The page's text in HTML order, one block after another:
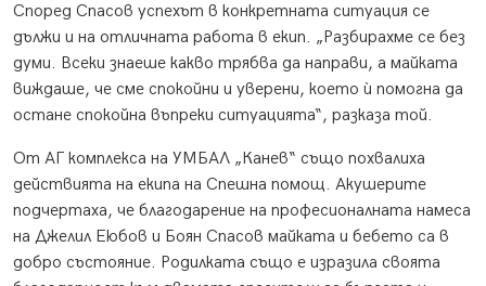
Според Спасов успехът в конкретната ситуация се
дължи и на отличната работа в екип. „Разбирахме се без
думи. Всеки знаеше какво трябва да направи, а майката
виждаше, че сме спокойни и уверени, което ѝ помогна да
остане спокойна въпреки ситуацията“, разказа той.
От АГ комплекса на УМБАЛ „Канев“ също похвалиха
действията на екипа на Спешна помощ. Акушерите
подчертаха, че благодарение на професионалната намеса
на Джелил Еюбов и Боян Спасов майката и бебето са в
добро състояние. Родилката също е изразила своята